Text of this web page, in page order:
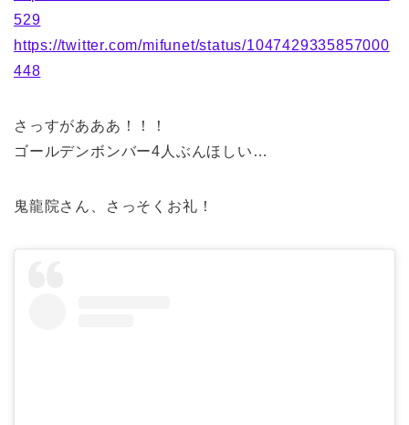
529
https://twitter.com/mifunet/status/1047429335857000
448
さっすがあああ！！！
ゴールデンボンバー4人ぶんほしい…
鬼龍院さん、さっそくお礼！